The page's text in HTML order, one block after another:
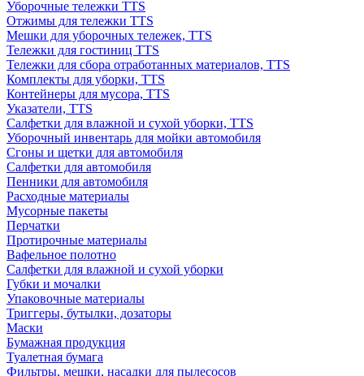
Уборочные тележки TTS
Отжимы для тележки TTS
Мешки для уборочных тележек, TTS
Тележки для гостиниц TTS
Тележки для сбора отработанных материалов, TTS
Комплекты для уборки, TTS
Контейнеры для мусора, TTS
Указатели, TTS
Салфетки для влажной и сухой уборки, TTS
Уборочный инвентарь для мойки автомобиля
Сгоны и щетки для автомобиля
Салфетки для автомобиля
Пенники для автомобиля
Расходные материалы
Мусорные пакеты
Перчатки
Протирочные материалы
Вафельное полотно
Салфетки для влажной и сухой уборки
Губки и мочалки
Упаковочные материалы
Триггеры, бутылки, дозаторы
Маски
Бумажная продукция
Туалетная бумага
Фильтры, мешки, насадки для пылесосов